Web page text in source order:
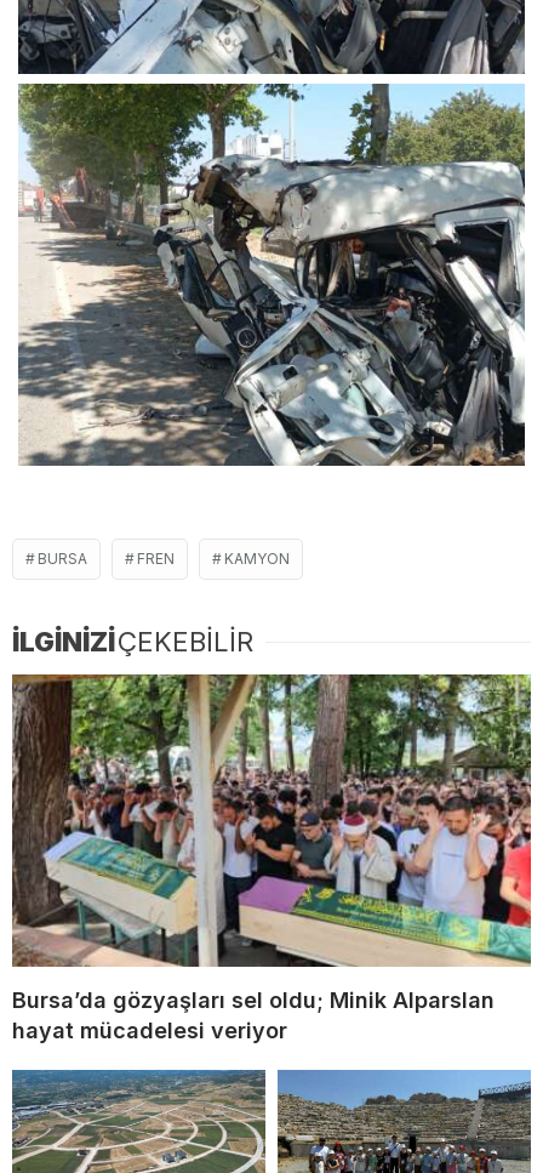
BURSA FREN KAMYON
İLGİNİZİÇEKEBİLİR
Bursa’da gözyaşları sel oldu; Minik Alparslan
hayat mücadelesi veriyor